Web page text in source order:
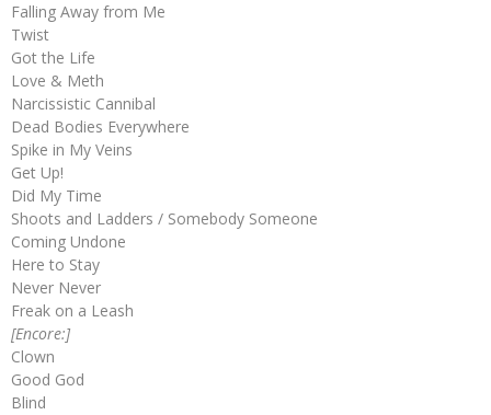
Falling Away from Me
Twist
Got the Life
Love & Meth
Narcissistic Cannibal
Dead Bodies Everywhere
Spike in My Veins
Get Up!
Did My Time
Shoots and Ladders / Somebody Someone
Coming Undone
Here to Stay
Never Never
Freak on a Leash
[Encore:]
Clown
Good God
Blind